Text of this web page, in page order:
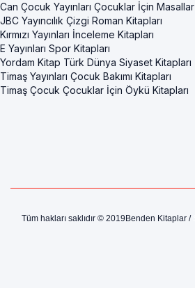
Can Çocuk Yayınları Çocuklar İçin Masallar
JBC Yayıncılık Çizgi Roman Kitapları
Kırmızı Yayınları İnceleme Kitapları
E Yayınları Spor Kitapları
Yordam Kitap Türk Dünya Siyaset Kitapları
Timaş Yayınları Çocuk Bakımı Kitapları
Timaş Çocuk Çocuklar İçin Öykü Kitapları
Tüm hakları saklıdır © 2019Benden Kitaplar /